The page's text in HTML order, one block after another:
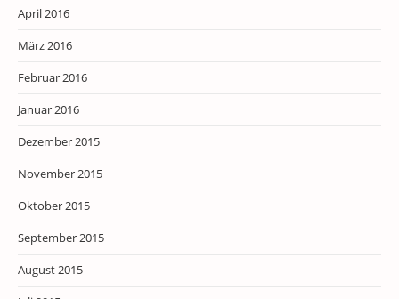
April 2016
März 2016
Februar 2016
Januar 2016
Dezember 2015
November 2015
Oktober 2015
September 2015
August 2015